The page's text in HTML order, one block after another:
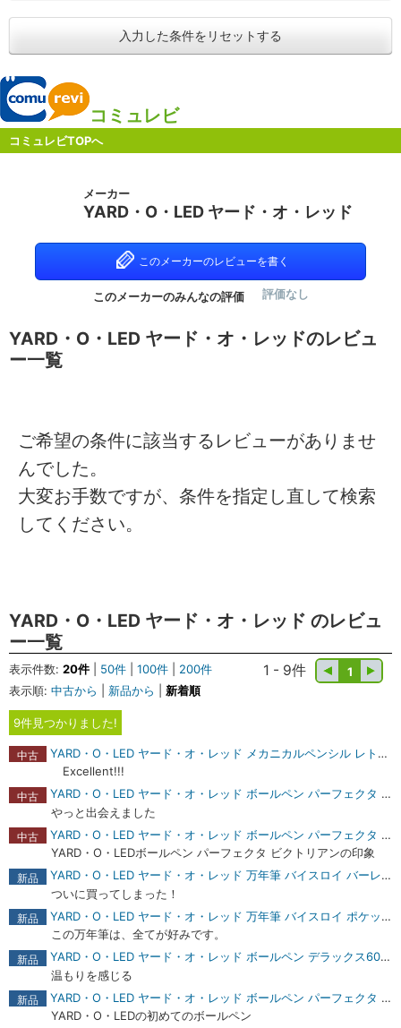
入力した条件をリセットする
コミュレビ
コミュレビTOPへ
メーカー
YARD・O・LED ヤード・オ・レッド
このメーカーのレビューを書く
このメーカーのみんなの評価 評価なし
YARD・O・LED ヤード・オ・レッドのレビュ
ー一覧
ご希望の条件に該当するレビューがありませ
んでした。
大変お手数ですが、条件を指定し直して検索
してください。
YARD・O・LED ヤード・オ・レッド のレビュ
ー一覧
表示件数: 20件 50件 100件
200件
表示順: 中古から 新品から 新着順
1
1 - 9件
9件見つかりました!
中古
YARD・O・LED ヤード・オ・レッド メカニカルペンシル レトロ 1.18mm 商品レビュー
Excellent!!!
中古
YARD・O・LED ヤード・オ・レッド ボールペン パーフェクタ ビクトリアン[刻印] 商品レビュー
やっと出会えました
中古
YARD・O・LED ヤード・オ・レッド ボールペン パーフェクタ ビクトリアン 商品レビュー
YARD・O・LEDボールペン パーフェクタ ビクトリアンの印象
新品
YARD・O・LED ヤード・オ・レッド 万年筆 バイスロイ バーレイ 商品レビュー
ついに買ってしまった！
新品
YARD・O・LED ヤード・オ・レッド 万年筆 バイスロイ ポケット ビクトリアン 商品レビュー
この万年筆は、全てが好みです。
新品
YARD・O・LED ヤード・オ・レッド ボールペン デラックス60 ラインド 商品レビュー
温もりを感じる
新品
YARD・O・LED ヤード・オ・レッド ボールペン パーフェクタ ビクトリアン 商品レビュー
YARD・O・LEDの初めてのボールペン